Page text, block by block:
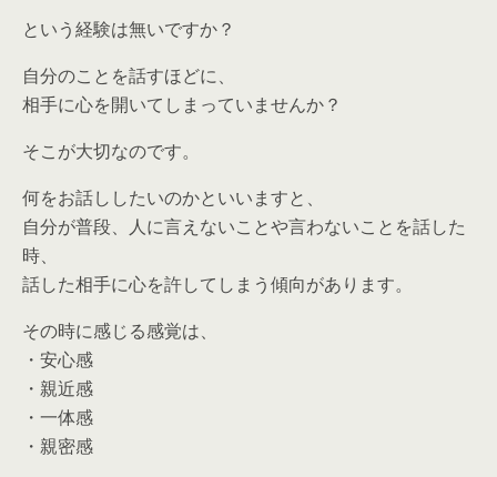
という経験は無いですか？
自分のことを話すほどに、
相手に心を開いてしまっていませんか？
そこが大切なのです。
何をお話ししたいのかといいますと、
自分が普段、人に言えないことや言わないことを話した
時、
話した相手に心を許してしまう傾向があります。
その時に感じる感覚は、
・安心感
・親近感
・一体感
・親密感